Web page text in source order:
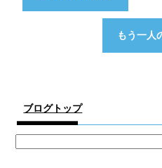
もう一人
ブログトップ